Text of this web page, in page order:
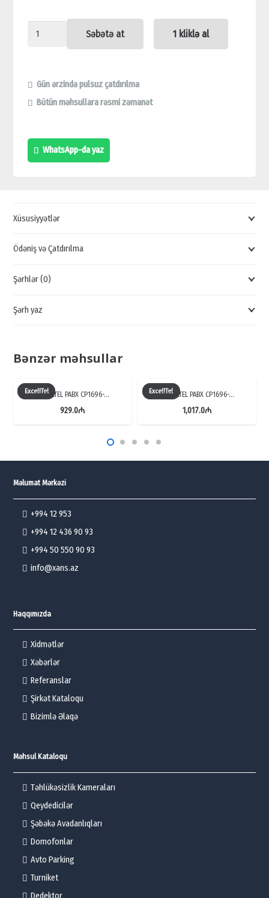
SEAGATE
ÜÇÜN
HDD,
HDD
SATIŞI,
2TB
SƏRT
SATIŞI,
SATIŞI
Səbətə at 1 kliklə al
Gün ərzində pulsuz çatdırılma
Bütün məhsullara rəsmi zəmanət
WhatsApp-da yaz
Xüsusiyyətlər
Ödəniş və Çatdırılma
Şərhlər (0)
Şərh yaz
Bənzər məhsullar
ExcellTel
EXCELLTEL PABX CP1696-…
929.0₼
ExcellTelEXCELLTEL PABX CP1696-…
1,017.0₼
Məlumat Mərkəzi
+994 12 953
+994 12 436 90 93
+994 50 550 90 93
info@xans.az
Haqqımızda
Xidmətlər
Xəbərlər
Referanslar
Şirkət Kataloqu
Bizimlə Əlaqə
Məhsul Kataloqu
Təhlükəsizlik Kameraları
Qeydedicilər
Şəbəkə Avadanlıqları
Domofonlar
Avto Parking
Turniket
Dedektor